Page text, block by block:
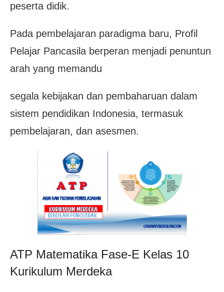
peserta didik.
Pada pembelajaran paradigma baru, Profil
Pelajar Pancasila berperan menjadi penuntun
arah yang memandu
segala kebijakan dan pembaharuan dalam
sistem pendidikan Indonesia, termasuk
pembelajaran, dan asesmen.
ATP Matematika Fase-E Kelas 10
Kurikulum Merdeka